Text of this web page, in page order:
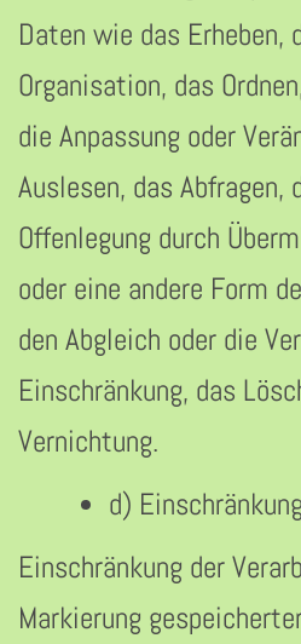
Daten wie das Erheben,
Organisation, das
die Anpassung oder
Auslesen, das Abfragen,
Offenlegung durch
oder eine andere Form
den Abgleich oder die
Einschränkung, das
Vernichtung.
d)
Einschränkung der
Markierung